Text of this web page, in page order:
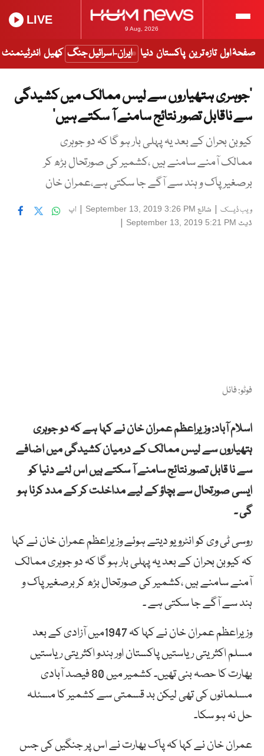
9 Aug, 2026
LIVE
صفحۂ اول تازہ ترین پاکستان دنیا ایران-اسرائیل جنگ کھیل انٹرٹینمنٹ
’جوہری ہتھیاروں سے لیس ممالک میں کشیدگی
سے ناقابل تصور نتائج سامنے آ سکتے ہیں‘
کیوبن بحران کے بعد یہ پہلی بار ہو گا کہ دو جوہری
ممالک آمنے سامنے ہیں ،کشمیر کی صورتحال بڑھ کر
برصغیر پاک و ہند سے آگے جا سکتی ہے،عمران خان
ویب ڈیسک | شائع September 13, 2019 3:26 PM
| اپ
ڈیٹ September 13, 2019 5:21 PM
|
فوٹو: فائل
اسلام آباد: وزیراعظم عمران خان نے کہا ہے کہ دو جوہری
ہتھیاروں سے لیس ممالک کے درمیان کشیدگی میں اضافے
سے نا قابل تصور نتائج سامنے آ سکتے ہیں اس لئے دنیا کو
ایسی صورتحال سے بچاؤ کے لیے مداخلت کر کے مدد کرنا ہو
گی ۔
روسی ٹی وی کو انٹرویو دیتے ہوئے وزیراعظم عمران خان نے کہا
کہ کیوبن بحران کے بعد یہ پہلی بار ہو گا کہ دو جوہری ممالک
آمنے سامنے ہیں ،کشمیر کی صورتحال بڑھ کر برصغیر پاک و
ہند سے آگے جا سکتی ہے ۔
وزیراعظم عمران خان نے کہا کہ 1947میں آزادی کے بعد
مسلم اکثریتی ریاستیں پاکستان اور ہندو اکثریتی ریاستیں
بھارت کا حصہ بنی تھیں۔ کشمیر میں 80 فیصد آبادی
مسلمانوں کی تھی لیکن بد قسمتی سے کشمیر کا مسئلہ
حل نہ ہو سکا۔
عمران خان نے کہا کہ پاک بھارت نے اس پر جنگیں کی جس